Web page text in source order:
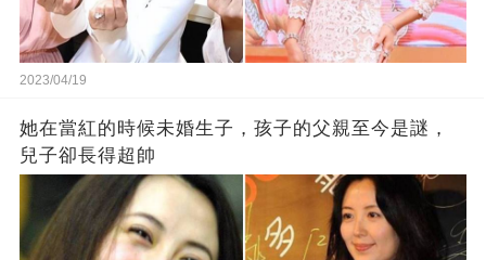
2023/04/19
她在當紅的時候未婚生子，孩子的父親至今是謎，
兒子卻長得超帥